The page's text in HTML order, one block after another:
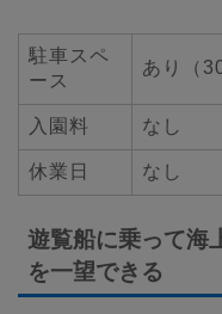
駐車スペ
ース
あり（
入園料 なし
休業日 なし
遊覧船に乗って海
を一望できる